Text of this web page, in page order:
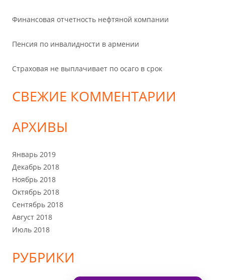
Финансовая отчетность нефтяной компании
Пенсия по инвалидности в армении
Страховая не выплачивает по осаго в срок
СВЕЖИЕ КОММЕНТАРИИ
АРХИВЫ
Январь 2019
Декабрь 2018
Ноябрь 2018
Октябрь 2018
Сентябрь 2018
Август 2018
Июль 2018
РУБРИКИ